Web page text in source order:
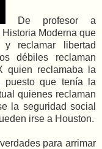
De profesor a
Moderna que
reclamar libertad
débiles reclaman
quien reclamaba la
puesto que tenía la
quienes reclaman
la seguridad social
irse a Houston.
para arrimar